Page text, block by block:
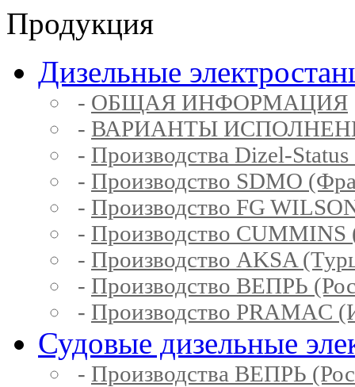
Продукция
Дизельные
- ОБЩАЯ ИНФОРМАЦИЯ
- ВАРИАНТЫ
- Производства Dizel-
- Производство SDMO
- Производство FG
- Производство CUMMINS
- Производство AKSA
- Производство ВЕПРЬ
- Производство PRAMAC
Судовые дизельные
- Производства ВЕПРЬ